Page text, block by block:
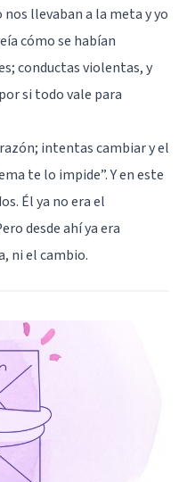
llevaban a la meta y yo
cómo se habían
conductas violentas, y
si todo vale para
intentas cambiar y el
te lo impide”. Y en este
Él ya no era el
desde ahí ya era
ni el cambio.